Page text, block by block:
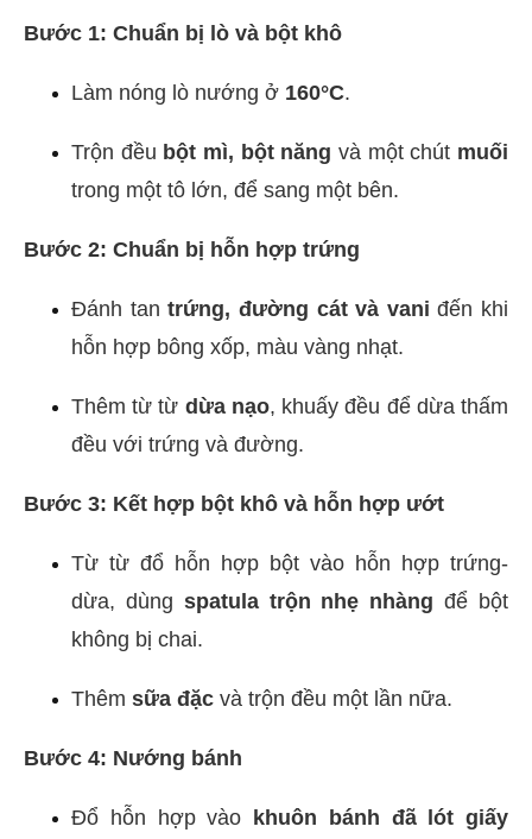
Bước 1: Chuẩn bị lò và bột khô
Làm nóng lò nướng ở 160°C.
Trộn đều bột mì, bột năng và một chút muối
trong một tô lớn, để sang một bên.
Bước 2: Chuẩn bị hỗn hợp trứng
Đánh tantrứng, đường cát và vani đến khi
hỗn hợp bông xốp, màu vàng nhạt.
Thêm từ từ dừa nạo, khuấy đều để dừa thấm
đều với trứng và đường.
Bước 3: Kết hợp bột khô và hỗn hợp ướt
Từ từ đổ hỗn hợp bột vào hỗn hợp trứng-
dừa, dùng spatula trộn nhẹ nhàng để bột
không bị chai.
Thêm sữa đặc và trộn đều một lần nữa.
Bước 4: Nướng bánh
Đổ hỗn hợp vào
khuôn bánh đã lót giấy